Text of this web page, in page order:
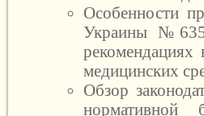
Особенности
Украины
рекомендациях
медицинских
Обзор
нормативной